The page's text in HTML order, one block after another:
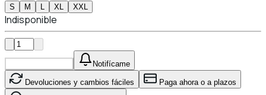
S M XL XXL
Indisponible
Notifícame
Devoluciones y cambios fáciles Paga ahora o a plazos